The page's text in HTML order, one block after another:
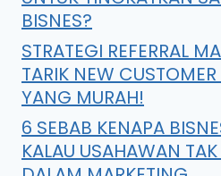
BISNES?
STRATEGI REFERRAL
TARIK NEW
YANG MURAH!
6 SEBAB KENAPA
KALAU USAHAWAN